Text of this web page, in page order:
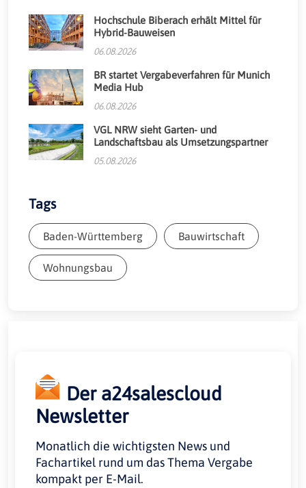
Hochschule Biberach erhält Mittel für
Hybrid-Bauweisen
06.08.2026
BR startet Vergabeverfahren für Munich
Media Hub
06.08.2026
VGL NRW sieht Garten- und
Landschaftsbau als Umsetzungspartner
05.08.2026
Tags
Baden-Württemberg Bauwirtschaft
Wohnungsbau
Der a24salescloud
Newsletter
Monatlich die wichtigsten News und
Fachartikel rund um das Thema Vergabe
kompakt per E-Mail.